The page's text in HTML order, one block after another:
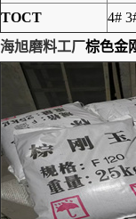
TOCT
4#
海旭磨料工厂棕色金